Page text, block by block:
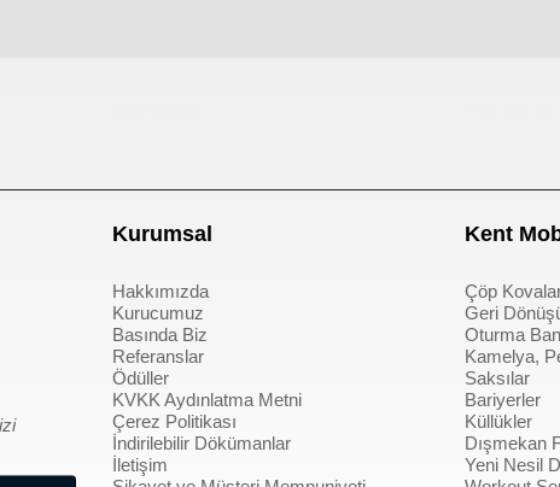
Kurumsal
Hakkımızda
Kurucumuz
Basında Biz
Referanslar
Ödüller
KVKK Aydınlatma Metni
Çerez Politikası
İndirilebilir Dökümanlar
İletişim
Kent
Çöp
Geri
Oturma
Kamelya,
Saksılar
Bariyerler
Küllükler
Dışmekan
Yeni Nesil